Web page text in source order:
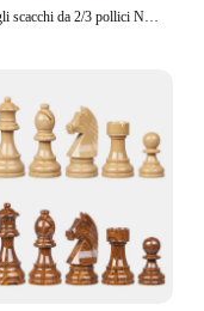
Pezzi degli scacchi da 2/3 pollici Nuovo set avanzato di pezzi in legno massello Gioco di intrattenimento puzzle da tavolo da 32 pezzi